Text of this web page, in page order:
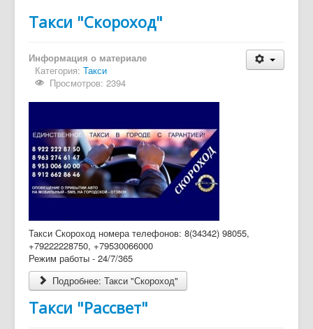
Такси "Скороход"
Информация о материале
Категория: Такси
Просмотров: 2394
Такси Скороход номера телефонов: 8(34342) 98055,
+79222228750, +79530066000
Режим работы - 24/7/365
Подробнее: Такси "Скороход"
Такси "Рассвет"